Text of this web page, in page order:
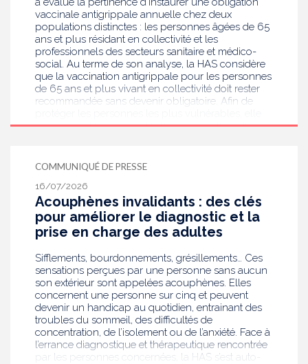
vaccinale antigrippale annuelle chez deux
populations distinctes : les personnes âgées de 65
ans et plus résidant en collectivité et les
professionnels des secteurs sanitaire et médico-
social. Au terme de son analyse, la HAS considère
que la vaccination antigrippale pour les personnes
de 65 ans et plus vivant en collectivité doit rester
recommandée sans devenir obligatoire. Afin de
recommande en revanche la mise en place d’une
pour les autres professionnels travaillant dans les
établissements de santé ou dans les
établissements médicaux sociaux hébergeant des
personnes âgées, en contact avec des personnes à
risque de grippe sévère, avec un déploiement
prioritaire en Ehpad et en USLD.
COMMUNIQUÉ DE PRESSE
16/07/2026
Acouphènes invalidants : des clés
pour améliorer le diagnostic et la
prise en charge des adultes
Sifflements, bourdonnements, grésillements… Ces
sensations perçues par une personne sans aucun
son extérieur sont appelées acouphènes. Elles
concernent une personne sur cinq et peuvent
devenir un handicap au quotidien, entrainant des
troubles du sommeil, des difficultés de
concentration, de l’isolement ou de l’anxiété. Face à
l’errance diagnostique et thérapeutique rencontrée
par les personnes concernées, la HAS s’est auto-